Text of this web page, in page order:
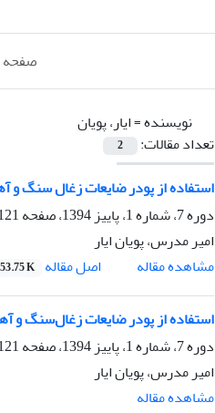
صفحه
نویسنده =ایار، پویان
تعداد مقالات:
2
استفاده از پودر ضایعات زغال سنگ و
دوره 7، شماره 1، پاییز 1394، صفحه
140
امیر مدرس، پویان ایار
مشاهده مقاله
اصل مقاله K
استفاده از پودر ضایعات زغال‌سنگ و
دوره 7، شماره 1، پاییز 1394، صفحه
140
امیر مدرس، پویان ایار
مشاهده مقاله